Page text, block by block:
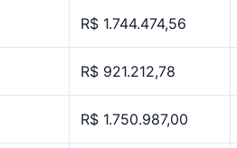
R$ 1.744.474,56
R$ 921.212,78
R$ 1.750.987,00